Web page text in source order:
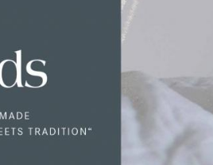
Ein Dynasty Topper vereint das
Dynasty Gefühl...
ZUM PRODUKT